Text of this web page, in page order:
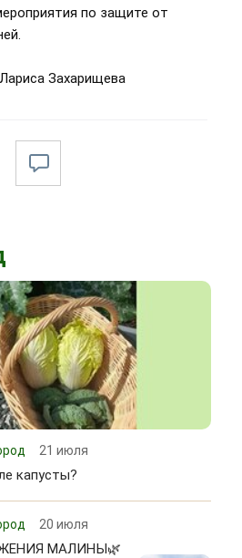
по защите от
Захарищева
21 июля
капусты?
20 июля
МАЛИНЫ🌿